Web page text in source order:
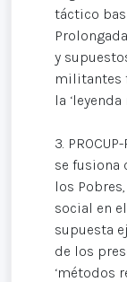
táctico
y
militantes
la ‘leyenda
3.
se fusiona
los
social en
supuesta
de los
‘métodos